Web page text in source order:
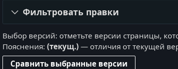
Фильтровать правки
Выбор версий: отметьте версии страницы,
Пояснения: (текущ.)— отличия от текущей